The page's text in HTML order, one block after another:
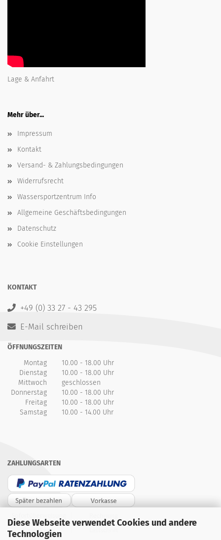
Diese Webseite verwendet Cookies und andere
Technologien
Lage & Anfahrt
Mehr über...
Impressum
Kontakt
Versand- & Zahlungsbedingungen
Widerrufsrecht
Wassersportzentrum Info
Allgemeine Geschäftsbedingungen
Datenschutz
Cookie Einstellungen
KONTAKT
+49 (0) 33 27 - 43 295
E-Mail schreiben
ÖFFNUNGSZEITEN
Montag
10.00 - 18.00 Uhr
Dienstag
10.00 - 18.00 Uhr
Mittwoch
geschlossen
Donnerstag
10.00 - 18.00 Uhr
Freitag
10.00 - 18.00 Uhr
Samstag
10.00 - 14.00 Uhr
ZAHLUNGSARTEN